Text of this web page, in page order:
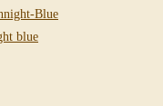
Blue
blue